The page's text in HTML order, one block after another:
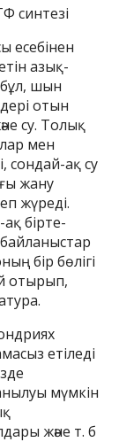
синтезі
есебінен
азық-
шын
отын
су. Толық
мен
сондай-ақ су
жану
жүреді.
бірте-
байланыстар
бір бөлігі
отырып,
етіледі
мүмкін
және т. б